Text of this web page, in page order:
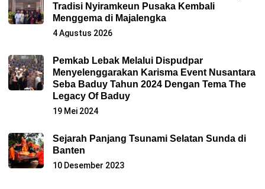
Tradisi Nyiramkeun Pusaka Kembali
Menggema di Majalengka
4 Agustus 2026
Pemkab Lebak Melalui Dispudpar
Menyelenggarakan Karisma Event Nusantara
Seba Baduy Tahun 2024 Dengan Tema The
Legacy Of Baduy
19 Mei 2024
Sejarah Panjang Tsunami Selatan Sunda di
Banten
10 Desember 2023